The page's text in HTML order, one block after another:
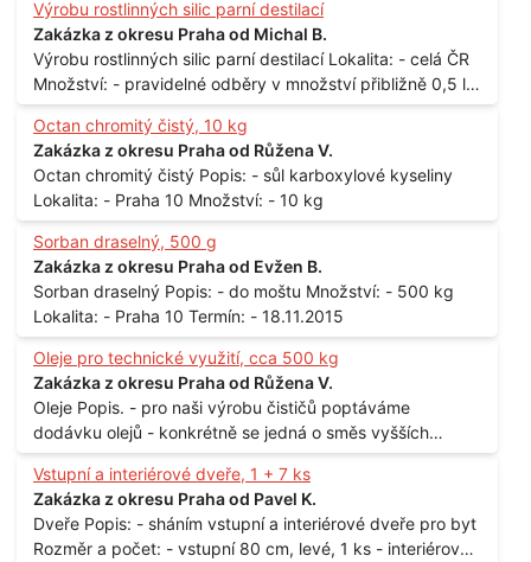
Výrobu rostlinných silic parní destilací
Zakázka z okresu Praha od Michal B.
Výrobu rostlinných silic parní destilací Lokalita: - celá ČR
Množství: - pravidelné odběry v množství přibližně 0,5 l
až 1 l
Octan chromitý čistý, 10 kg
Zakázka z okresu Praha od Růžena V.
Octan chromitý čistý Popis: - sůl karboxylové kyseliny
Lokalita: - Praha 10 Množství: - 10 kg
Sorban draselný, 500 g
Zakázka z okresu Praha od Evžen B.
Sorban draselný Popis: - do moštu Množství: - 500 kg
Lokalita: - Praha 10 Termín: - 18.11.2015
Oleje pro technické využití, cca 500 kg
Zakázka z okresu Praha od Růžena V.
Oleje Popis. - pro naši výrobu čističů poptáváme
dodávku olejů - konkrétně se jedná o směs vyšších
mastných kyselin s převahou olejové kyseliny - účelem je
technické využití - hustota při 20°C - cca 870 kg / m3
Balení: - po 190 kg v sudu Množství: - cca 500 kg - roční
spotřeba Lokalita: - Praha
Vstupní a interiérové dveře, 1 + 7 ks
Zakázka z okresu Praha od Pavel K.
Dveře Popis: - sháním vstupní a interiérové dveře pro byt
Rozměr a počet: - vstupní 80 cm, levé, 1 ks - interiérové